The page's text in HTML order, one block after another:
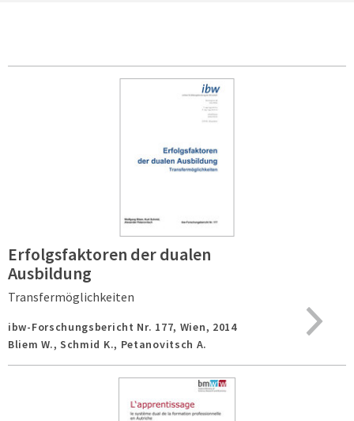
Erfolgsfaktoren der dualen
Ausbildung
Transfermöglichkeiten
ibw-Forschungsbericht Nr. 177, Wien, 2014
Bliem W., Schmid K., Petanovitsch A.